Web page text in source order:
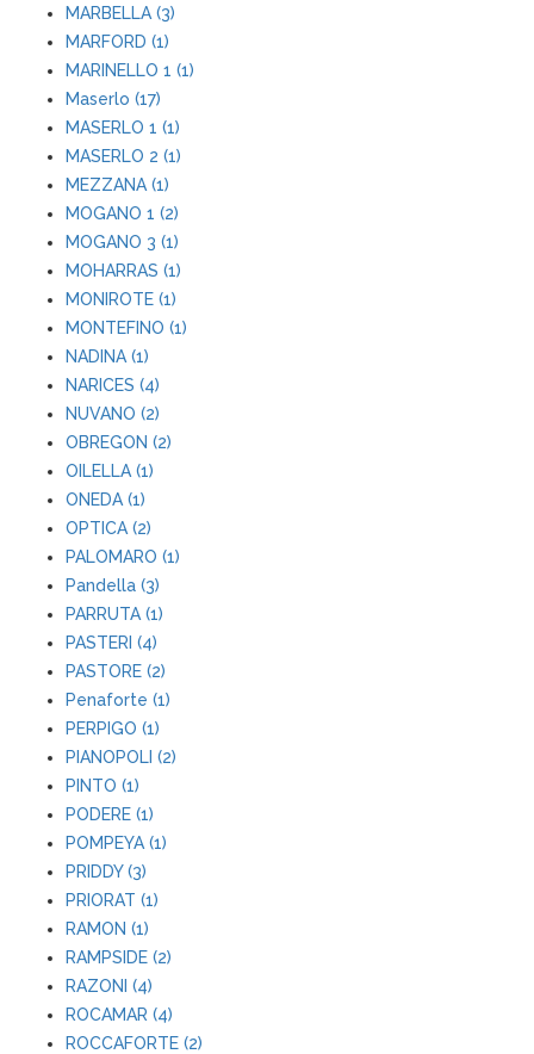
MARBELLA (3)
MARFORD (1)
MARINELLO 1 (1)
Maserlo (17)
MASERLO 1 (1)
MASERLO 2 (1)
MEZZANA (1)
MOGANO 1 (2)
MOGANO 3 (1)
MOHARRAS (1)
MONIROTE (1)
MONTEFINO (1)
NADINA (1)
NARICES (4)
NUVANO (2)
OBREGON (2)
OILELLA (1)
ONEDA (1)
OPTICA (2)
PALOMARO (1)
Pandella (3)
PARRUTA (1)
PASTERI (4)
PASTORE (2)
Penaforte (1)
PERPIGO (1)
PIANOPOLI (2)
PINTO (1)
PODERE (1)
POMPEYA (1)
PRIDDY (3)
PRIORAT (1)
RAMON (1)
RAMPSIDE (2)
RAZONI (4)
ROCAMAR (4)
ROCCAFORTE (2)